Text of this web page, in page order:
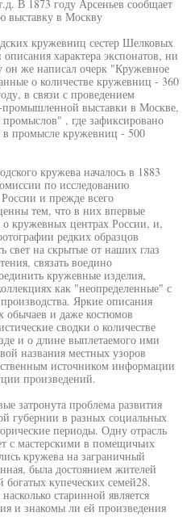
В 1873 году Арсеньев сообщает
выставку в Москву
кружевниц сестер Шелковых
характера экспонатов, ни
он же написал очерк "Кружевное
о количестве кружевниц - 360
в связи с проведением
промышленной выставки в Москве,
, где зафиксировано
в промысле кружевниц - 500
кружева началось в 1883
по исследованию
и прежде всего
тем, что в них впервые
кружевных центрах России, и,
редких образцов
на скрытые от наших глаз
связать воедино
кружевные изделия,
как "неопределенные" с
Яркие описания
обычаев и даже костюмов
сводки о количестве
и о длине выплетаемого ими
названия местных узоров
источником информации
произведений.
затронута проблема развития
губернии в разных социальных
периоды. Одну отрасль
с мастерскими в помещичьих
кружева на заграничный
была достоянием жителей
купеческих семей28.
старинной является
и знакомы ли ей произведения